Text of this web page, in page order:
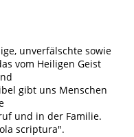
unverfälschte sowie
vom Heiligen Geist
gibt uns Menschen
und in der Familie.
scriptura".